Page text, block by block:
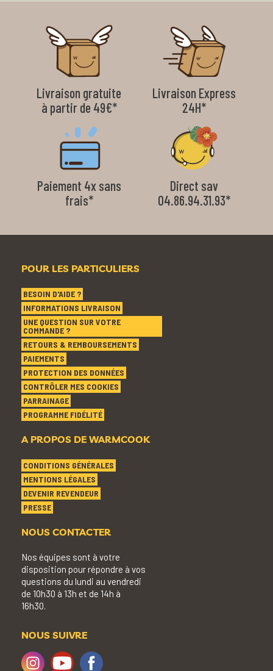
Livraison gratuite
à partir de 49€*
Livraison Express
24H*
Paiement 4x sans
frais*
Direct sav
04.86.94.31.93*
POUR LES PARTICULIERS
BESOIN D'AIDE ?
INFORMATIONS LIVRAISON
UNE QUESTION SUR VOTRE
COMMANDE ?
RETOURS & REMBOURSEMENTS
PAIEMENTS
PROTECTION DES DONNÉES
CONTRÔLER MES COOKIES
PARRAINAGE
PROGRAMME FIDÉLITÉ
A PROPOS DE WARMCOOK
CONDITIONS GÉNÉRALES
MENTIONS LÉGALES
DEVENIR REVENDEUR
PRESSE
NOUS CONTACTER
Nos équipes sont à votre
disposition pour répondre à vos
questions du lundi au vendredi
de 10h30 à 13h et de 14h à
16h30.
NOUS SUIVRE